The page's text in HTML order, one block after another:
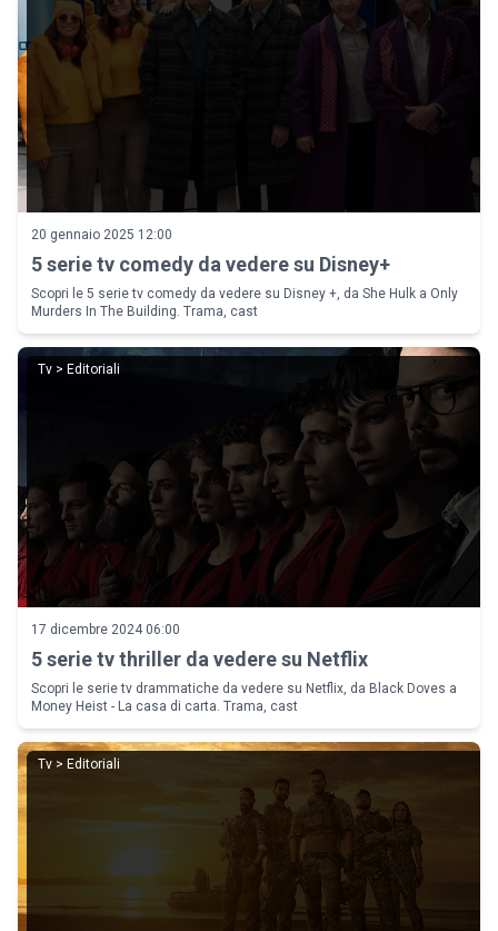
20 gennaio 2025 12:00
5 serie tv comedy da vedere su Disney+
Scopri le 5 serie tv comedy da vedere su Disney +, da She Hulk a Only
Murders In The Building. Trama, cast
Tv > Editoriali
17 dicembre 2024 06:00
5 serie tv thriller da vedere su Netflix
Scopri le serie tv drammatiche da vedere su Netflix, da Black Doves a
Money Heist - La casa di carta. Trama, cast
Tv > Editoriali